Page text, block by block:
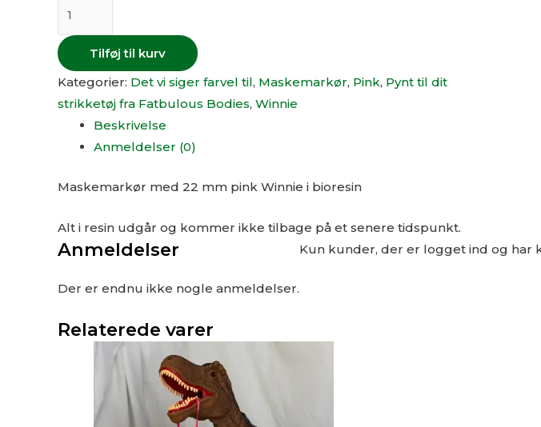
Tilføj til kurv
Kategorier: Det vi siger farvel til, Maskemarkør, Pink, Pynt til dit
strikketøj fra Fatbulous Bodies, Winnie
Beskrivelse
Anmeldelser (0)
Maskemarkør med 22 mm pink Winnie i bioresin
Alt i resin udgår og kommer ikke tilbage på et senere tidspunkt.
Anmeldelser
Der er endnu ikke nogle anmeldelser.
Kun kunder, der er logget ind og har
Relaterede varer